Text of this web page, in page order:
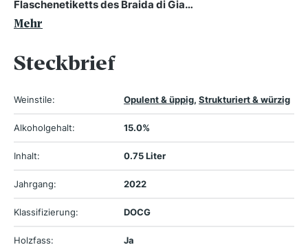
Flaschenetiketts des Braida di Gia…
Mehr
Steckbrief
Weinstile: Opulent & üppig, Strukturiert & würzig
Alkoholgehalt: 15.0%
Inhalt: 0.75 Liter
Jahrgang: 2022
Klassifizierung: DOCG
Holzfass: Ja